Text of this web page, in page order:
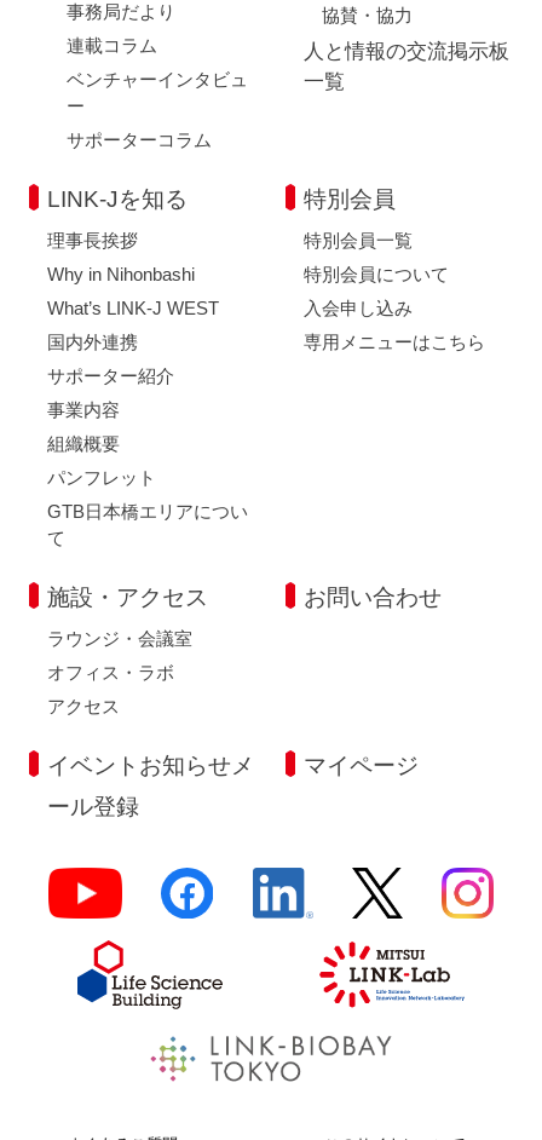
事務局だより
連載コラム
ベンチャーインタビュ
ー
サポーターコラム
協賛・協力
人と情報の交流掲示板
一覧
LINK-Jを知る
理事長挨拶
Why in Nihonbashi
What’s LINK-J WEST
国内外連携
サポーター紹介
事業内容
組織概要
パンフレット
GTB日本橋エリアについ
て
特別会員
特別会員一覧
特別会員について
入会申し込み
専用メニューはこちら
施設・アクセス
ラウンジ・会議室
オフィス・ラボ
アクセス
お問い合わせ
イベントお知らせメ
ール登録
マイページ